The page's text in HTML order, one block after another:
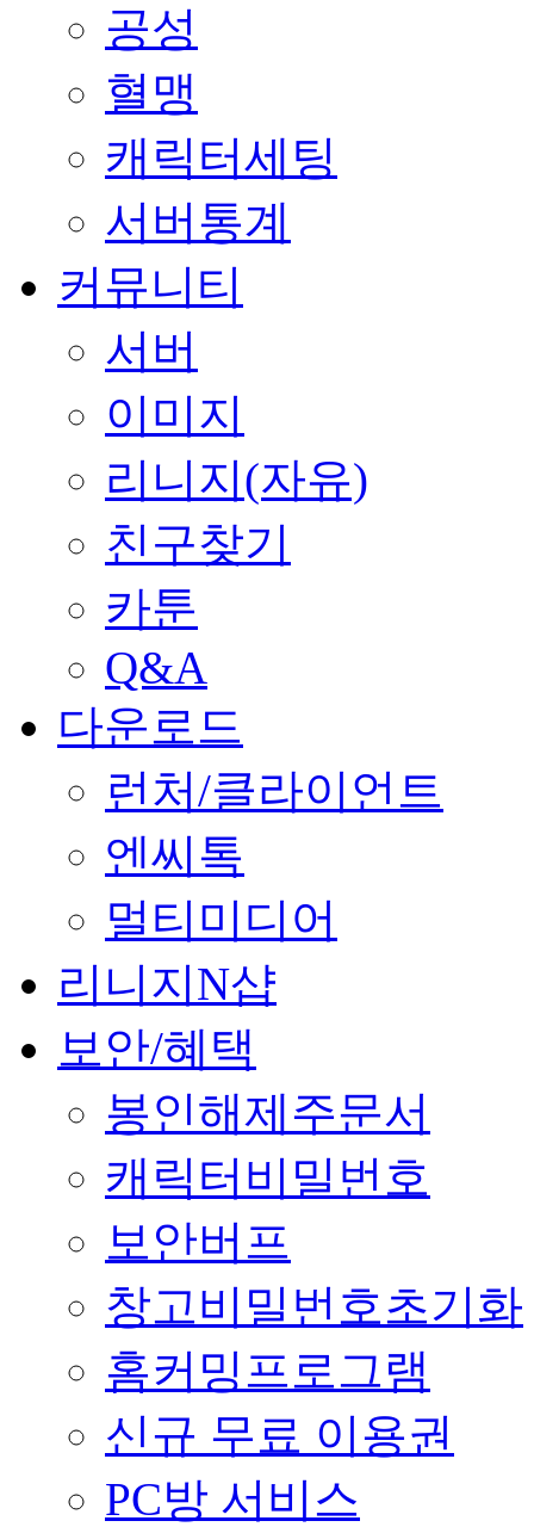
공성
혈맹
캐릭터세팅
서버통계
커뮤니티
서버
이미지
리니지(자유)
친구찾기
카툰
Q&A
다운로드
런처/클라이언트
엔씨톡
멀티미디어
리니지N샵
보안/혜택
봉인해제주문서
캐릭터비밀번호
보안버프
창고비밀번호초기화
홈커밍프로그램
신규 무료 이용권
PC방 서비스